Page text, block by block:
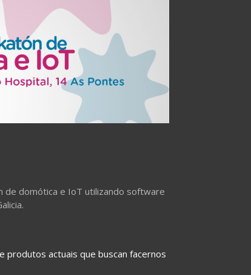
de domótica e IoT utilizando software
produtos actuais que buscan facernos